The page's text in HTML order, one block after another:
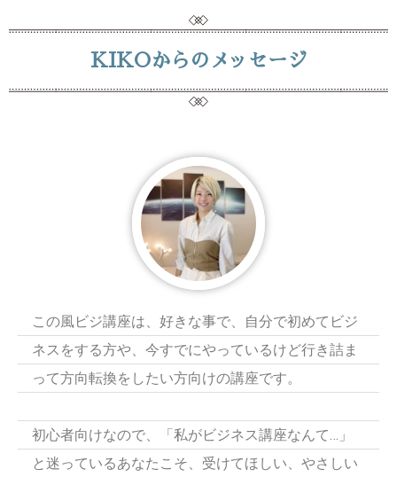
KIKOからのメッセージ
この風ビジ講座は、好きな事で、自分で初めてビジ
ネスをする方や、今すでにやっているけど行き詰ま
って方向転換をしたい方向けの講座です。
初心者向けなので、「私がビジネス講座なんて…」
と迷っているあなたこそ、受けてほしい、やさしい